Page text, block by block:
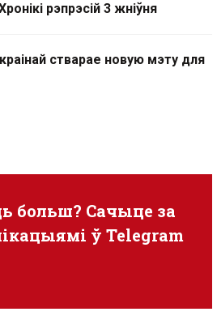
рэпрэсій 3 жніўня
стварае новую мэту для
больш? Сачыце за
ў Telegram